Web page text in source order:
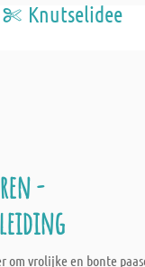
Knutselidee
-
om vrolijke en bonte